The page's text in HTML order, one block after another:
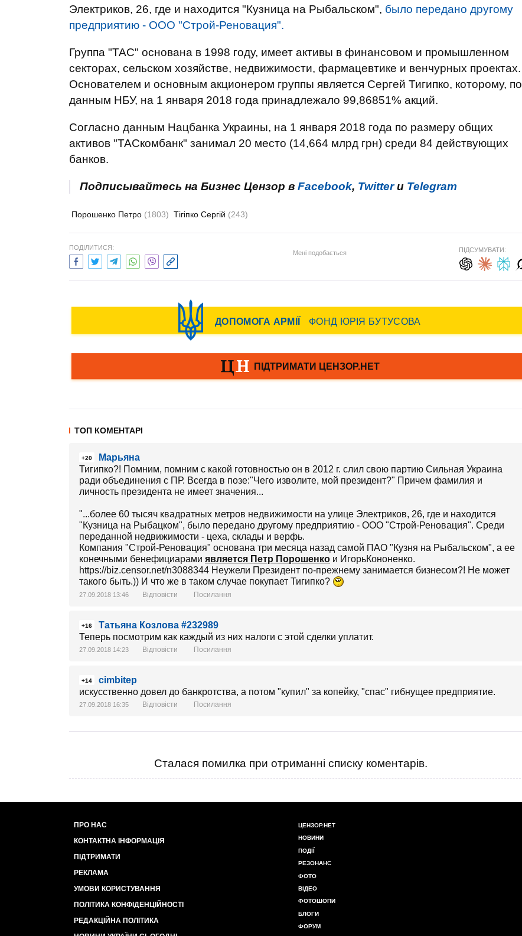
Электриков, 26, где и находится "Кузница на Рыбальском", было передано другому
предприятию - ООО "Строй-Реновация".
Группа "ТАС" основана в 1998 году, имеет активы в финансовом и промышленном
секторах, сельском хозяйстве, недвижимости, фармацевтике и венчурных проектах.
Основателем и основным акционером группы является Сергей Тигипко, которому, по
данным НБУ, на 1 января 2018 года принадлежало 99,86851% акций.
Согласно данным Нацбанка Украины, на 1 января 2018 года по размеру общих
активов "ТАСкомбанк" занимал 20 место (14,664 млрд грн) среди 84 действующих
банков.
Подписывайтесь на Бизнес Цензор в Facebook, Twitterи Telegram
Порошенко Петро (1803) Тігіпко Сергій (243)
ПОДІЛИТИСЯ:
Мені подобається ПІДСУМУВАТИ:
ТОП КОМЕНТАРІ
+20
Марьяна
Тигипко?! Помним, помним с какой готовностью он в 2012 г. слил свою партию Сильная Украина
ради объединения с ПР. Всегда в позе:"Чего изволите, мой президент?" Причем фамилия и
личность президента не имеет значения...
"...более 60 тысяч квадратных метров недвижимости на улице Электриков, 26, где и находится
"Кузница на Рыбацком", было передано другому предприятию - ООО "Строй-Реновация". Среди
переданной недвижимости - цеха, склады и верфь.
Компания "Строй-Реновация" основана три месяца назад самой ПАО "Кузня на Рыбальском", а ее
конечными бенефициарами является Петр Порошенко и ИгорьКононенко.
https://biz.censor.net/n3088344 Неужели Президент по-прежнему занимается бизнесом?! Не может
такого быть.)) И что же в таком случае покупает Тигипко?
27.09.2018 13:46 Відповісти Посилання
+16
Татьяна Козлова #232989
Теперь посмотрим как каждый из них налоги с этой сделки уплатит.
27.09.2018 14:23 Відповісти Посилання
+14
cimbitep
искусственно довел до банкротства, а потом "купил" за копейку, "спас" гибнущее предприятие.
27.09.2018 16:35 Відповісти Посилання
Сталася помилка при отриманні списку коментарів.
ПРО НАС
КОНТАКТНА ІНФОРМАЦІЯ
ПІДТРИМАТИ
РЕКЛАМА
УМОВИ КОРИСТУВАННЯ
ПОЛІТИКА КОНФІДЕНЦІЙНОСТІ
РЕДАКЦІЙНА ПОЛІТИКА
ЦЕНЗОР.НЕТ
НОВИНИ
ПОДІЇ
РЕЗОНАНС
ФОТО
ВІДЕО
ФОТОШОПИ
БЛОГИ
ФОРУМ